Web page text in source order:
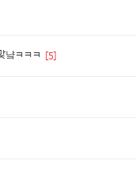
냨ㅋㅋㅋ [5]